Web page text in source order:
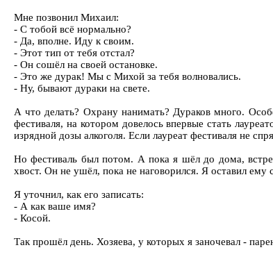
Мне позвонил Михаил:
- С тобой всё нормально?
- Да, вполне. Иду к своим.
- Этот тип от тебя отстал?
- Он сошёл на своей остановке.
- Это же дурак! Мы с Михой за тебя волновались.
- Ну, бывают дураки на свете.
А что делать? Охрану нанимать? Дураков много.
фестиваля, на котором довелось впервые стать
изрядной дозы алкоголя. Если лауреат фестиваля не
Но фестиваль был потом. А пока я шёл до дома,
хвост. Он не ушёл, пока не наговорился. Я оставил ему
Я уточнил, как его записать:
- А как ваше имя?
- Косой.
Так прошёл день. Хозяева, у которых я заночевал -